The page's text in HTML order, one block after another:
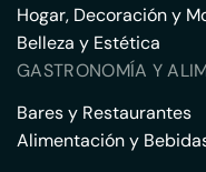
Hogar, Decoración y
Belleza y Estética
GASTRONOMÍA Y
Bares y Restaurantes
Alimentación y